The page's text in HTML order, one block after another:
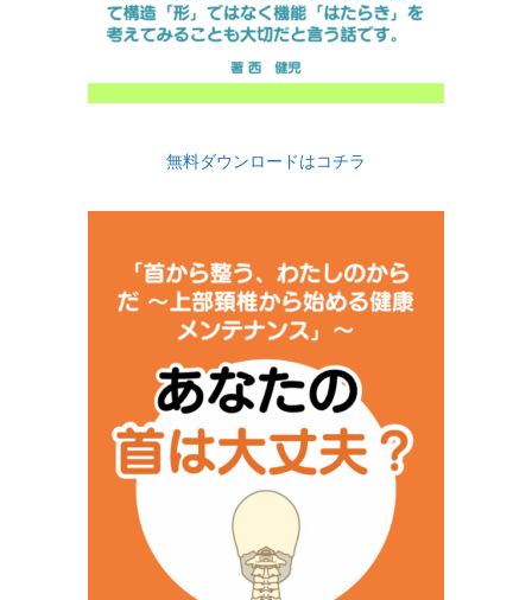
無料ダウンロードはコチラ